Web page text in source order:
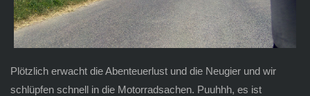
Plötzlich erwacht die Abenteuerlust und die Neugier und wir
schlüpfen schnell in die Motorradsachen. Puuhhh, es ist